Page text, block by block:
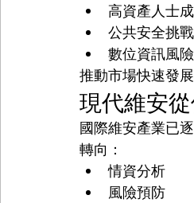
高資產人士
公共安全挑
數位資訊風
推動市場快速發展
現代維安
國際維安產業已
轉向：
情資分析
風險預防